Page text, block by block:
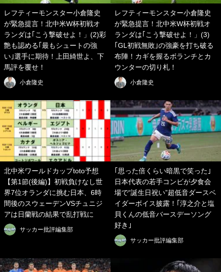
レフティーモンスター小倉隆史
が緊急提言！北中米W杯初戦オ
ランダは｢こう撃破せよ！」(2)彩
艶も認める｢最もシュートの強
い｣選手に期待！上田綺世よ、下
馬評を覆せ！
小倉隆史
レフティーモンスター小倉隆史
が緊急提言！北中米W杯初戦オ
ランダは｢こう撃破せよ！」(3)
｢GL初戦無敗｣の強豪を打ち破る
布陣！カギを握るボランチとカ
ウンターの切り札！
小倉隆史
北中米ワールドカップtoto予想
【第1節(後編)】初戦負けなし世
界7位オランダに挑む日本、6時
間後のスウェーデンVSチュニジ
アは日蘭戦の結果で乱打戦に
サッカー批評編集部
｢思った倍くらい暗黒で笑った｣
日本代表の若手コンビが夕食会
場で“誕生日祝い”超低音ダースベ
イダーボイス披露！｢淳之介と塩
貝くんの低音バースデーソング
好き｣
サッカー批評編集部